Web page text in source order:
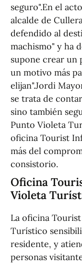
seguro".En el
alcalde de
defendido al
machismo" y ha
supone crear un
un motivo más
elijan".Jordi
se trata de
sino también
Punto Violeta
oficina Tourist
más del
consistorio.
Oficina
Violeta
La oficina
Turístico
residente, y
personas